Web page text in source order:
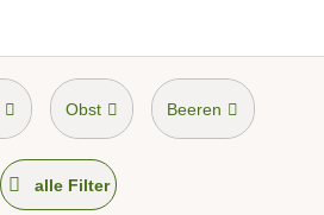
Obst Beeren
alle Filter